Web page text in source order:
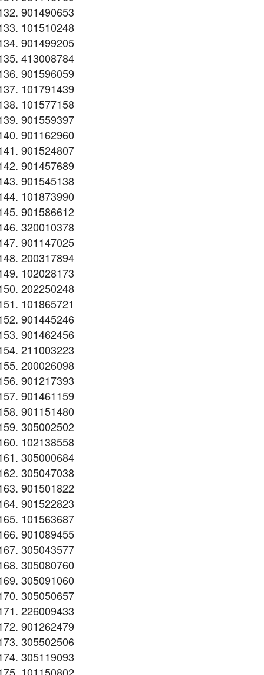
901490653
101510248
901499205
413008784
901596059
101791439
101577158
901559397
901162960
901524807
901457689
901545138
101873990
901586612
320010378
901147025
200317894
102028173
202250248
101865721
901445246
901462456
211003223
200026098
901217393
901461159
901151480
305002502
102138558
305000684
305047038
901501822
901522823
101563687
901089455
305043577
305080760
305091060
305050657
226009433
901262479
305502506
305119093
101150802